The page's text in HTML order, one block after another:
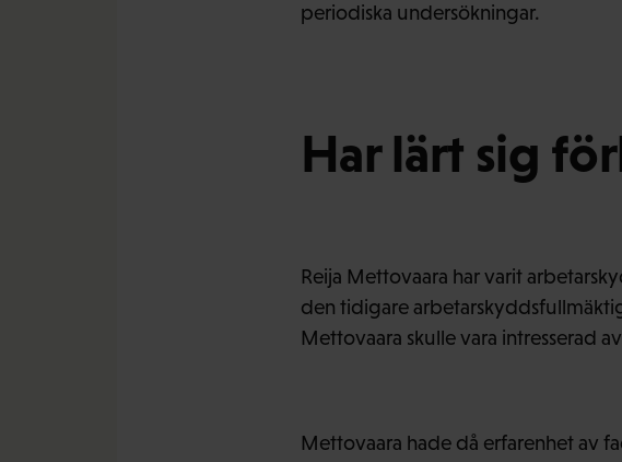
periodiska undersökningar.
Har lärt sig
Reija Mettovaara har varit
den tidigare
Mettovaara skulle vara intresserad
Mettovaara hade då erfarenhet av